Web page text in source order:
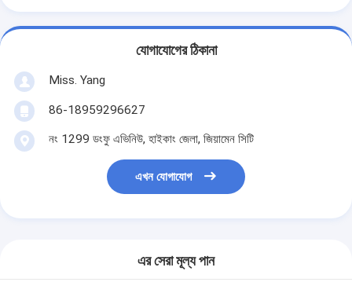
যোগাযোগের ঠিকানা
Miss. Yang
86-18959296627
নং 1299 ডংফু এভিনিউ, হাইকাং জেলা, জিয়ামেন সিটি
এখন যোগাযোগ
এর সেরা মূল্য পান